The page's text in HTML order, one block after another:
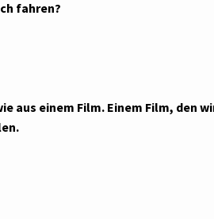
fahren?
aus einem Film. Einem Film, den